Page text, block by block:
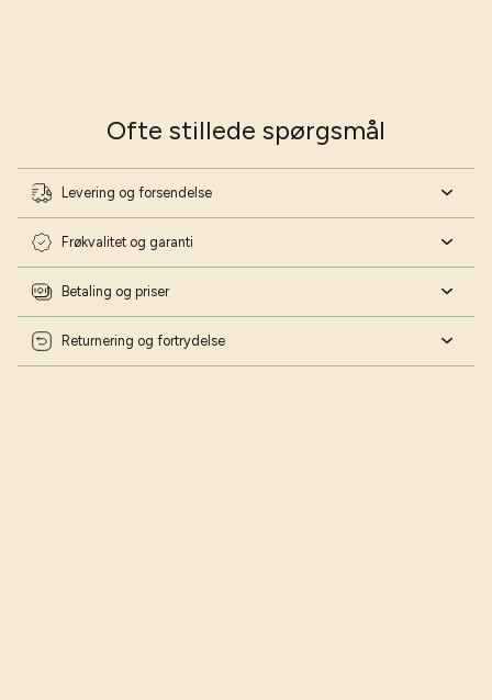
Ofte stillede spørgsmål
Levering og forsendelse
Frøkvalitet og garanti
Betaling og priser
Returnering og fortrydelse